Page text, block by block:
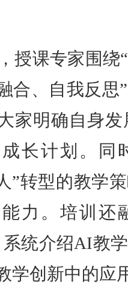
授课专家围绕
合、自我反思
家明确自身
长计划。同
”转型的教学
力。培训还
系统介绍AI教
学创新中的应